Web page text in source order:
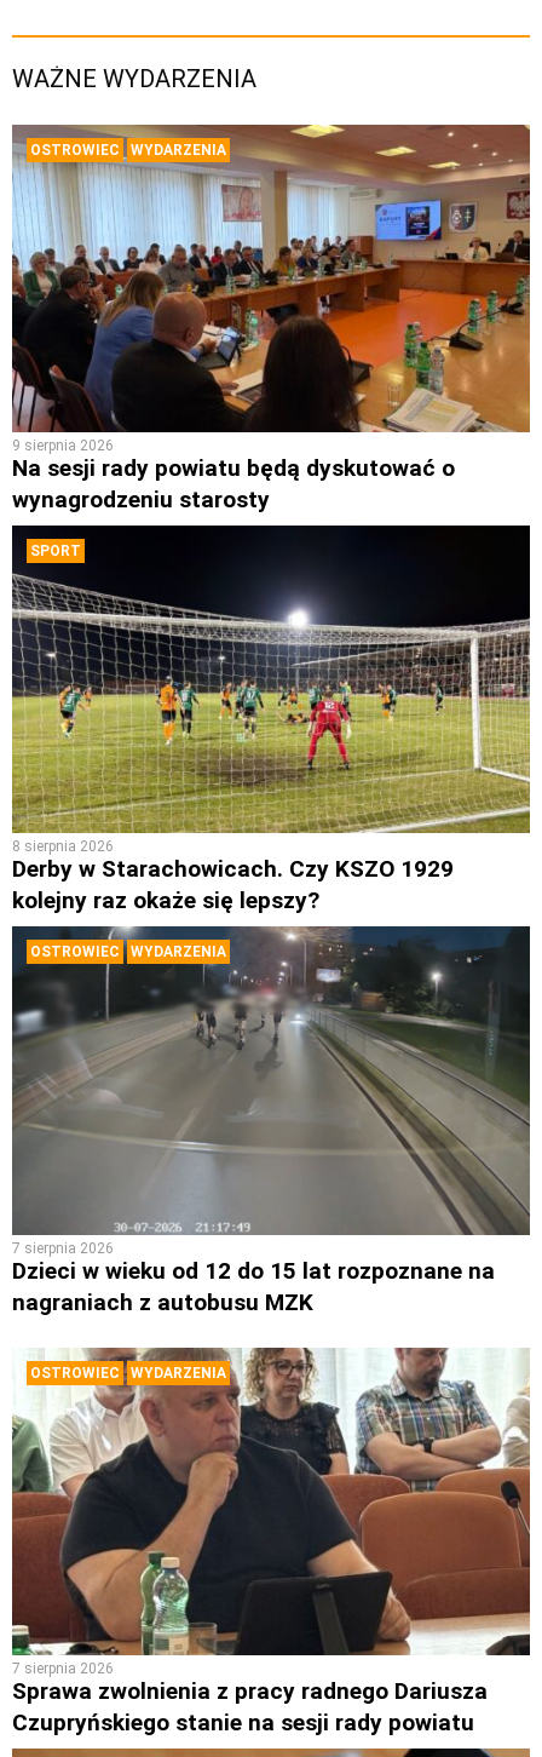
WAŻNE WYDARZENIA
OSTROWIEC WYDARZENIA
9 sierpnia 2026
Na sesji rady powiatu będą dyskutować o
wynagrodzeniu starosty
SPORT
8 sierpnia 2026
Derby w Starachowicach. Czy KSZO 1929
kolejny raz okaże się lepszy?
OSTROWIEC WYDARZENIA
7 sierpnia 2026
Dzieci w wieku od 12 do 15 lat rozpoznane na
nagraniach z autobusu MZK
OSTROWIEC WYDARZENIA
7 sierpnia 2026
Sprawa zwolnienia z pracy radnego Dariusza
Czupryńskiego stanie na sesji rady powiatu